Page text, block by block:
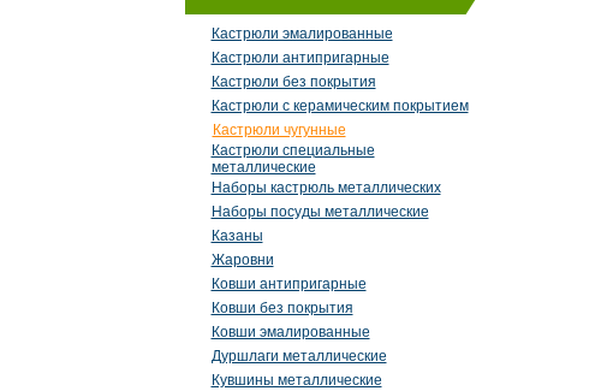
Кастрюли эмалированные
Кастрюли антипригарные
Кастрюли без покрытия
Кастрюли с керамическим покрытием
Кастрюли чугунные
Кастрюли специальные
металлические
Наборы кастрюль металлических
Наборы посуды металлические
Казаны
Жаровни
Ковши антипригарные
Ковши без покрытия
Ковши эмалированные
Дуршлаги металлические
Кувшины металлические